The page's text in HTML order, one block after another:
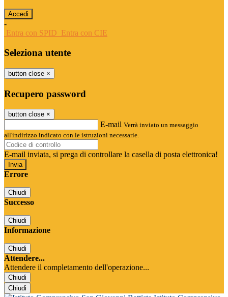
-
Entra con SPID Entra con CIE
Seleziona utente
button close ×
Recupero password
button close ×
E-mail Verrà inviato un messaggio
all'indirizzo indicato con le istruzioni necessarie.
E-mail inviata, si prega di controllare la casella di posta elettronica!
Errore
Chiudi
Successo
Chiudi
Informazione
Chiudi
Attendere...
Attendere il completamento dell'operazione...
Chiudi
Chiudi